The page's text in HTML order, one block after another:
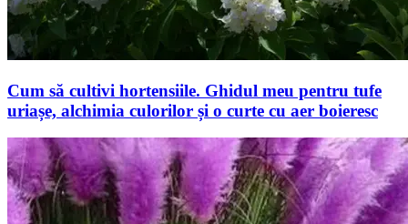
Cum să cultivi hortensiile. Ghidul meu pentru tufe
uriașe, alchimia culorilor și o curte cu aer boieresc